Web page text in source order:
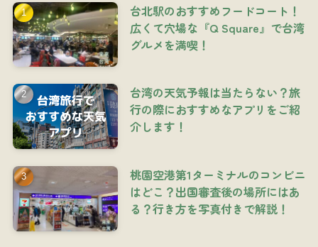
台北駅のおすすめフードコート！
広くて穴場な『Q Square』で台湾
グルメを満喫！
台湾の天気予報は当たらない？旅
行の際におすすめなアプリをご紹
介します！
桃園空港第1ターミナルのコンビニ
はどこ？出国審査後の場所にはあ
る？行き方を写真付きで解説！